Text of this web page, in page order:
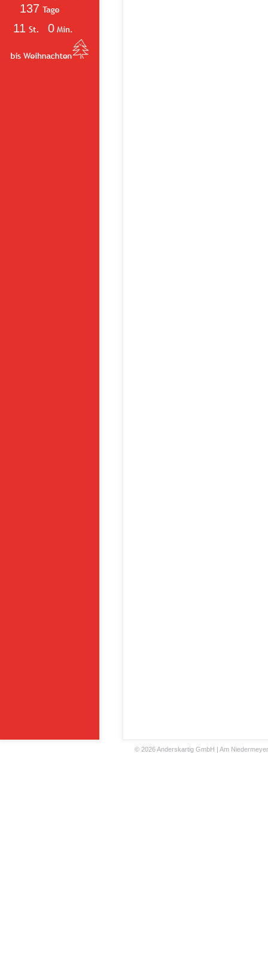
137
11
0
© 2026 Anderskartig GmbH | Am